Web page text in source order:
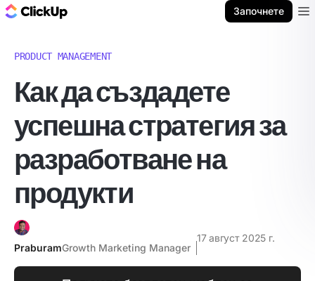
Започнете
PRODUCT MANAGEMENT
Как да създадете
успешна стратегия за
разработване на
продукти
PraburamGrowth Marketing Manager
17 август 2025 г.